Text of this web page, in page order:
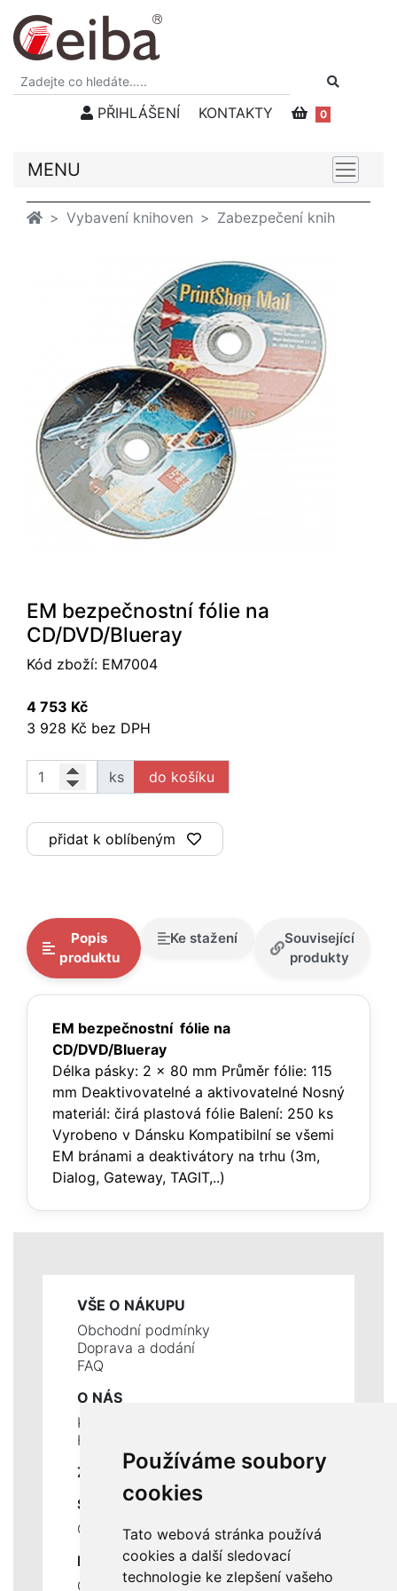
Používáme soubory
cookies
Tato webová stránka používá
cookies a další sledovací
technologie ke zlepšení vašeho
PŘIHLÁŠENÍ KONTAKTY 0
MENU
Vybavení knihoven Zabezpečení knih
EM bezpečnostní fólie na
CD/DVD/Blueray
Kód zboží: EM7004
4 753 Kč
3 928 Kč bez DPH
ks
přidat k oblíbeným
Popis
produktu
Ke stažení
Související
produkty
EM bezpečnostní fólie na
CD/DVD/Blueray
Délka pásky: 2 x 80 mm Průměr fólie: 115
mm Deaktivovatelné a aktivovatelné Nosný
materiál: čirá plastová fólie Balení: 250 ks
Vyrobeno v Dánsku Kompatibilní se všemi
EM bránami a deaktivátory na trhu (3m,
Dialog, Gateway, TAGIT,..)
VŠE O NÁKUPU
Obchodní podmínky
Doprava a dodání
FAQ
O NÁS
Kontakty
Historie a současnost
ZÁKLADNÍ ÚDAJE
SLUŽBY
Ceník servisních prací
DŮLEŽITÉ INFORMACE
Ochrana osobních údajů